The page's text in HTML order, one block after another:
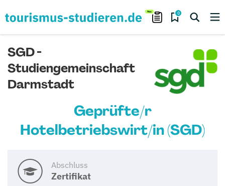
0
SGD -
Studiengemeinschaft
Darmstadt
Geprüfte/r
Hotelbetriebswirt/in (SGD)
Abschluss
Zertifikat